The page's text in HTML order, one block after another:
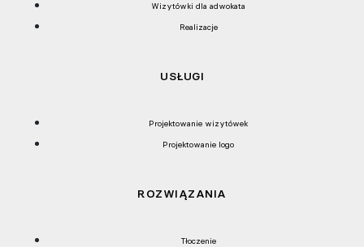
Wizytówki dla adwokata
Realizacje
USŁUGI
Projektowanie wizytówek
Projektowanie logo
ROZWIĄZANIA
Tłoczenie